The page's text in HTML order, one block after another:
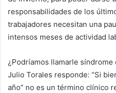
responsabilidades de los
trabajadores necesitan una
intensos meses de actividad
¿Podríamos llamarle
Julio Torales responde: “Si
año” no es un término clínico